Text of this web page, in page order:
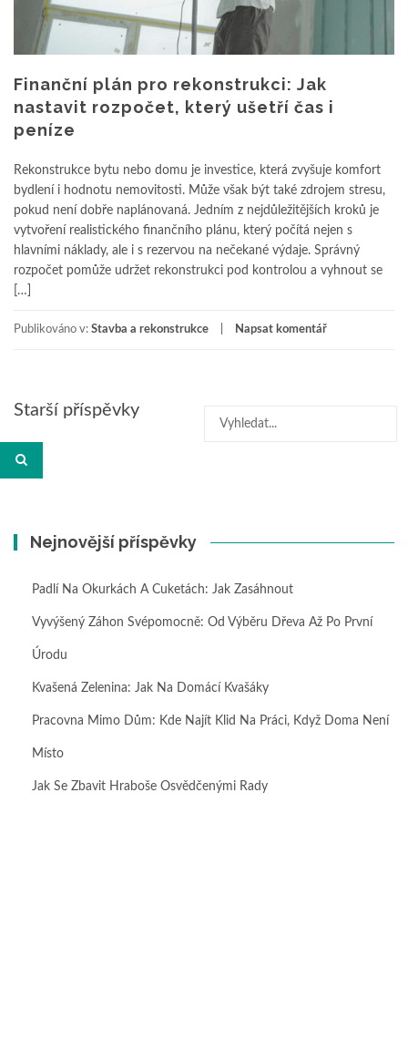
Finanční plán pro rekonstrukci: Jak
nastavit rozpočet, který ušetří čas i
peníze
Rekonstrukce bytu nebo domu je investice, která zvyšuje komfort
bydlení i hodnotu nemovitosti. Může však být také zdrojem stresu,
pokud není dobře naplánovaná. Jedním z nejdůležitějších kroků je
vytvoření realistického finančního plánu, který počítá nejen s
hlavními náklady, ale i s rezervou na nečekané výdaje. Správný
rozpočet pomůže udržet rekonstrukci pod kontrolou a vyhnout se
[…]
Publikováno v: Stavba a rekonstrukce Napsat komentář
Navigace
příspěvky
Starší příspěvky
Nejnovější příspěvky
Padlí Na Okurkách A Cuketách: Jak Zasáhnout
Vyvýšený Záhon Svépomocně: Od Výběru Dřeva Až Po První
Úrodu
Kvašená Zelenina: Jak Na Domácí Kvašáky
Pracovna Mimo Dům: Kde Najít Klid Na Práci, Když Doma Není
Místo
Jak Se Zbavit Hraboše Osvědčenými Rady